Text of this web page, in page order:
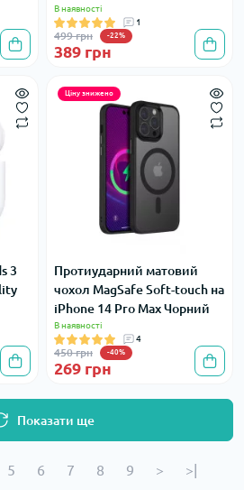
В наявності
1
499 грн -22%
389 грн
3
Ціну знижено
Протиударний матовий
чохол MagSafe Soft-touch на
iPhone 14 Pro Max Чорний
В наявності
4
450 грн -40%
269 грн
Показати ще
5 6 7 8 9 > >|